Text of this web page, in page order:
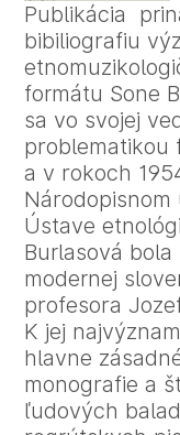
Publikácia
bibiliografiu
formátu Sone
sa vo svojej
problematikou
a v rokoch
Národopisnom
Ústave
Burlasová
modernej
profesora
K jej
hlavne
monografie a
ľudových